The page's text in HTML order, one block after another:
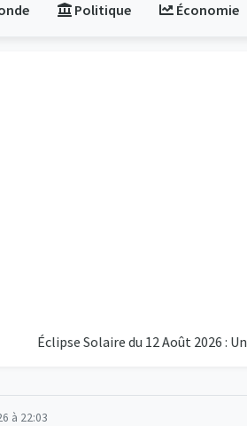
Politique Économie
Solaire du 12 Août 2026 : Un
à 22:03